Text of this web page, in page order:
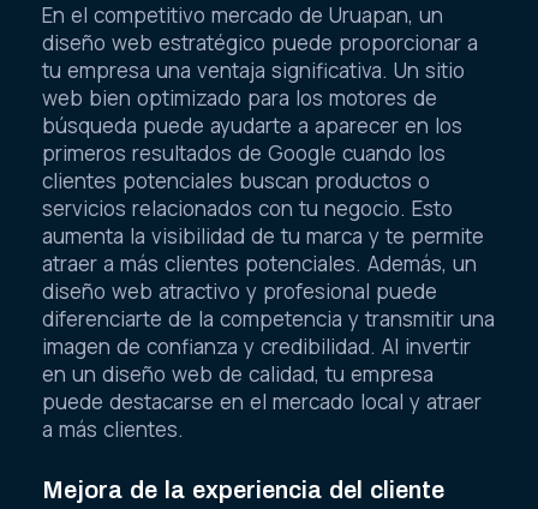
En el competitivo mercado de Uruapan, un
diseño web estratégico puede proporcionar a
tu empresa una ventaja significativa. Un sitio
web bien optimizado para los motores de
búsqueda puede ayudarte a aparecer en los
primeros resultados de Google cuando los
clientes potenciales buscan productos o
servicios relacionados con tu negocio. Esto
aumenta la visibilidad de tu marca y te permite
atraer a más clientes potenciales. Además, un
diseño web atractivo y profesional puede
diferenciarte de la competencia y transmitir una
imagen de confianza y credibilidad. Al invertir
en un diseño web de calidad, tu empresa
puede destacarse en el mercado local y atraer
a más clientes.
Mejora de la experiencia del cliente